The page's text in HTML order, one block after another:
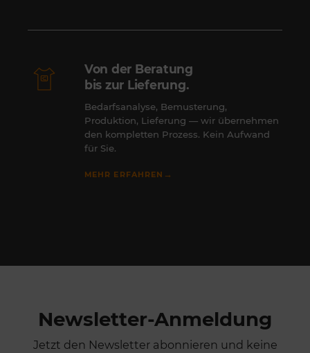
Von der Beratung
bis zur Lieferung.
Bedarfsanalyse, Bemusterung,
Produktion, Lieferung — wir übernehmen
den kompletten Prozess. Kein Aufwand
für Sie.
MEHR ERFAHREN →
Newsletter-Anmeldung
Jetzt den Newsletter abonnieren und keine